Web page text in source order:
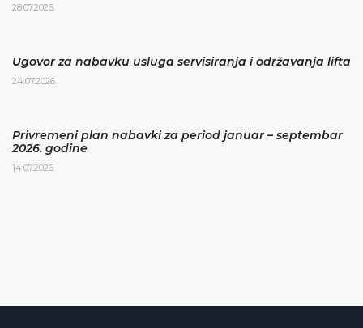
28.07.2026.
Ugovor za nabavku usluga servisiranja i održavanja lifta
24.07.2026.
Privremeni plan nabavki za period januar – septembar
2026. godine
14.07.2026.